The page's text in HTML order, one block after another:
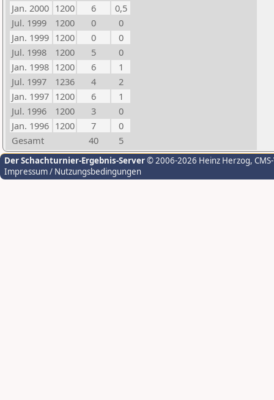
Jan. 2000 1200 6
0,5
Jul. 1999
1200 0
0
Jan. 1999 1200 0
0
Jul. 1998
1200 5
0
Jan. 1998 1200 6
1
Jul. 1997
1236 4
2
Jan. 1997 1200 6
1
Jul. 1996
1200 3
0
Jan. 1996 1200 7
0
Gesamt
40 5
Der Schachturnier-Ergebnis-Server© 2006-2026 Heinz Herzog,
Impressum / Nutzungsbedingungen